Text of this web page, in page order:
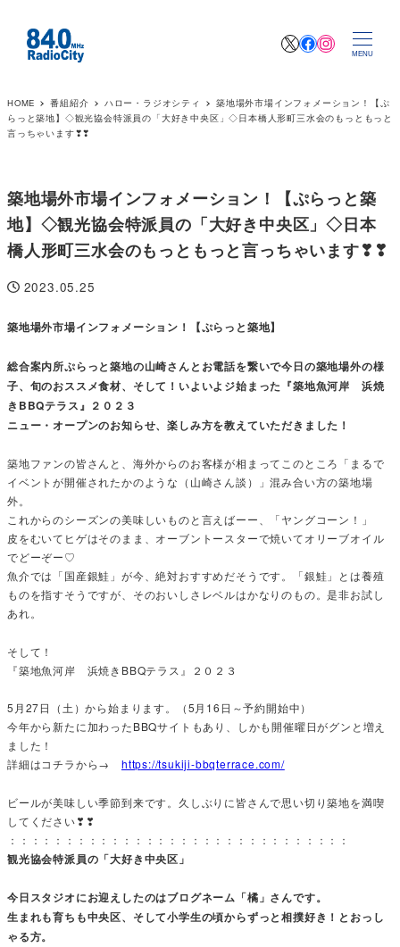
XFacebook
MENU
HOME 番組紹介 ハロー・ラジオシティ
築地場外市場インフォメーション！【ぷ
らっと築地】◇観光協会特派員の「大好き中央区」◇日本橋人形町三水会のもっともっと
言っちゃいます❣❣
築地場外市場インフォメーション！【ぷらっと築
地】◇観光協会特派員の「大好き中央区」◇日本
橋人形町三水会のもっともっと言っちゃいます❣❣
投稿日
2023.05.25
築地場外市場インフォメーション！【ぷらっと築地】
総合案内所ぷらっと築地の山崎さんとお電話を繋いで今日の築地場外の様
子、旬のおススメ食材、そして！いよいよジ始まった『築地魚河岸 浜焼
きBBQテラス』２０２３
ニュー・オープンのお知らせ、楽しみ方を教えていただきました！
築地ファンの皆さんと、海外からのお客様が相まってこのところ「まるで
イベントが開催されたかのような（山崎さん談）」混み合い方の築地場
外。
これからのシーズンの美味しいものと言えばーー、「ヤングコーン！」
皮をむいてヒゲはそのまま、オーブントースターで焼いてオリーブオイル
でどーぞー♡
魚介では「国産銀鮭」が今、絶対おすすめだそうです。「銀鮭」とは養殖
ものを指すそうですが、そのおいしさレベルはかなりのもの。是非お試し
あれ。
そして！
『築地魚河岸 浜焼きBBQテラス』２０２３
5月27日（土）から始まります。（5月16日～予約開始中）
今年から新たに加わったBBQサイトもあり、しかも開催曜日がグンと増え
ました！
詳細はコチラから→ https://tsukiji-bbqterrace.com/
ビールが美味しい季節到来です。久しぶりに皆さんで思い切り築地を満喫
してください❣❣
：：：：：：：：：：：：：：：：：：：：：：：：：：：：：：
観光協会特派員の「大好き中央区」
今日スタジオにお迎えしたのはブログネーム「橘」さんです。
生まれも育ちも中央区、そして小学生の頃からずっと相撲好き！とおっし
ゃる方。